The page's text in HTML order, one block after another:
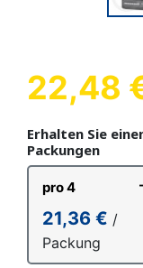
22,48
Erhalten Sie
Packungen
pro 4
21,36 € /
Packung